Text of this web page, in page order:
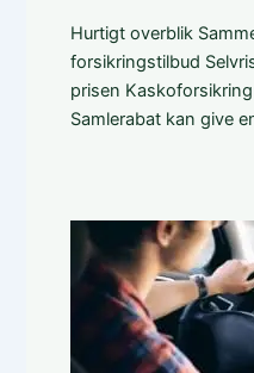
Hurtigt overblik
forsikringstilbud
prisen
Samlerabat kan give